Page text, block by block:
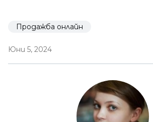
Продажба онлайн
Юни 5, 2024